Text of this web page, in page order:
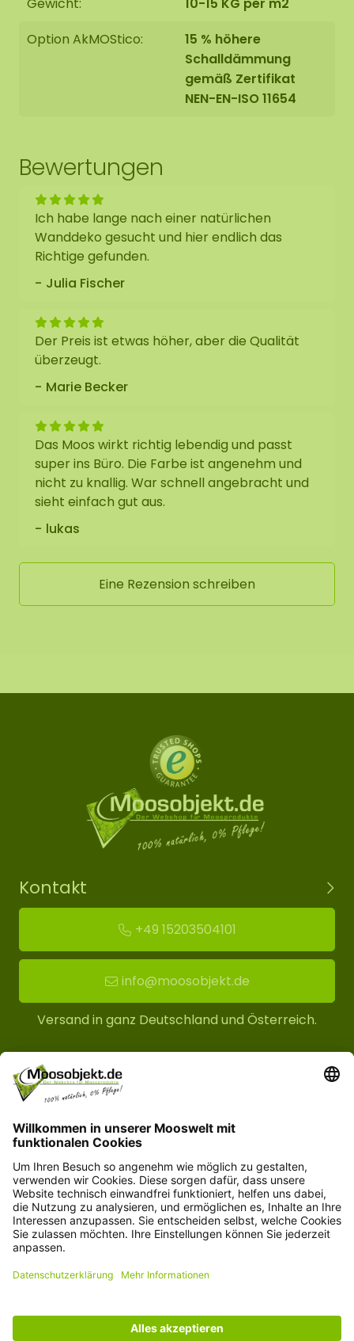
Gewicht:
10-15 KG per m2
Option AkMOStico:
15 % höhere
Schalldämmung
gemäß Zertifikat
NEN-EN-ISO 11654
Bewertungen
Ich habe lange nach einer natürlichen
Wanddeko gesucht und hier endlich das
Richtige gefunden.
Julia Fischer
Der Preis ist etwas höher, aber die Qualität
überzeugt.
Marie Becker
Das Moos wirkt richtig lebendig und passt
super ins Büro. Die Farbe ist angenehm und
nicht zu knallig. War schnell angebracht und
sieht einfach gut aus.
lukas
Eine Rezension schreiben
Kontakt
+49 15203504101
info@moosobjekt.de
Versand in ganz Deutschland und Österreich.
Kundenservice
Informationen
© Copyright 2026 moosobjekt.de